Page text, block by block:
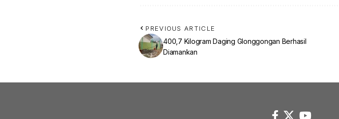
PREVIOUS ARTICLE
400,7 Kilogram Daging Glonggongan Berhasil
Diamankan